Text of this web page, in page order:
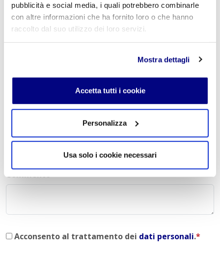
pubblicità e social media, i quali potrebbero combinarle
con altre informazioni che ha fornito loro o che hanno
raccolto dal suo utilizzo dei loro servizi.
Mostra dettagli
Accetta tutti i cookie
Personalizza
Usa solo i cookie necessari
Lascia un commento
L'indirizzo email non verrà pubblicato. I campi
Commento*
Acconsento al trattamento dei dati personali.*